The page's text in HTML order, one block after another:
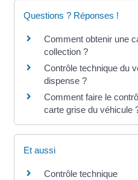
Questions ? Réponses !
Comment obtenir une
collection ?
Contrôle technique du
dispense ?
Comment faire le
carte grise du véhicule
Et aussi
Contrôle technique